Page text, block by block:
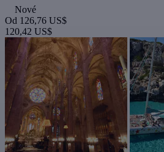
Nové
Od 126,76 US$
120,42 US$